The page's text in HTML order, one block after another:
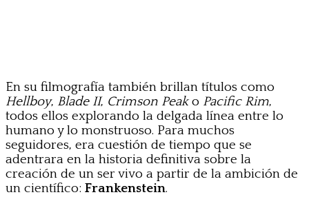
En su filmografía también brillan títulos como
Hellboy, Blade II, Crimson Peako Pacific Rim,
todos ellos explorando la delgada línea entre lo
humano y lo monstruoso. Para muchos
seguidores, era cuestión de tiempo que se
adentrara en la historia definitiva sobre la
creación de un ser vivo a partir de la ambición de
un científico: Frankenstein.